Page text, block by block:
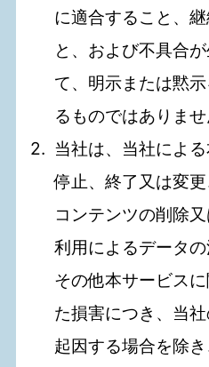
に適合すること、
と、および不具合
て、明示または黙
るものではありませ
当社は、当社によ
停止、終了又は変更
コンテンツの削除
利用によるデータ
その他本サービス
た損害につき、当
起因する場合を除